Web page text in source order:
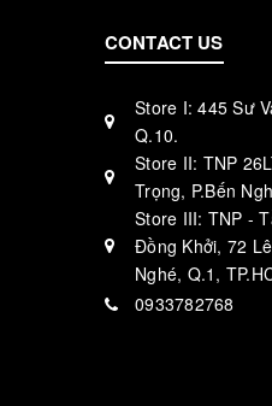
CONTACT US
Store I: 445 Sư
Q.10.
Store II: TNP
Trọng, P.Bến
Store III: TNP -
Đồng Khởi, 72
Nghé, Q.1,
0933782768